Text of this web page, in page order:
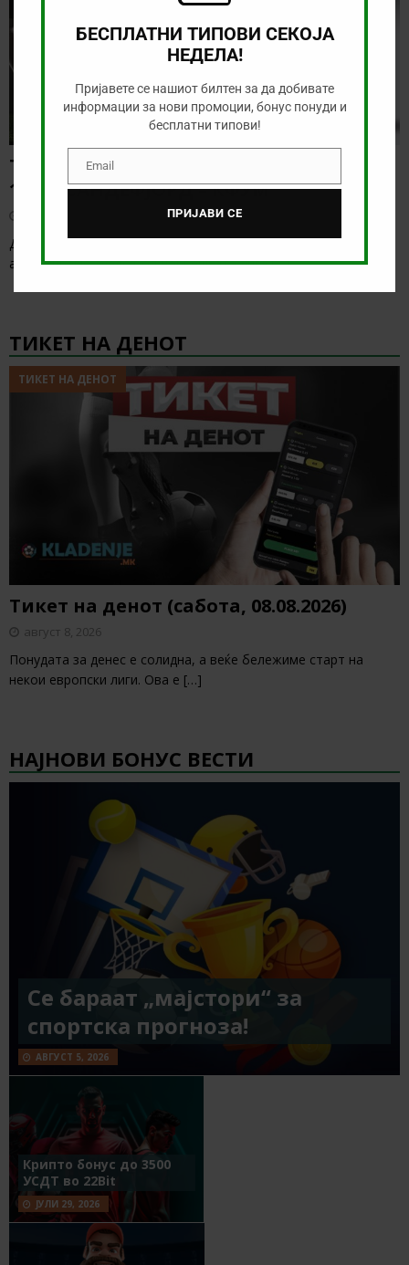
ТИП НА ДЕНОТ (07.08.2026,
19:00) САНДЕФЈОРД – КФУМ
Денес нема солидна понуда за обложување, а ние ќе го
анализираме дуелот од норвешката лига[…]
ТИКЕТ НА ДЕНОТ
ТИКЕТ НА ДЕНОТ
Тикет на денот (сабота, 08.08.2026)
август 8, 2026
Понудата за денес е солидна, а веќе бележиме старт на
некои европски лиги. Ова е […]
НАЈНОВИ БОНУС ВЕСТИ
Се бараат „мајстори“ за
спортска прогноза!
АВГУСТ 5, 2026
Крипто бонус до 3500
УСДТ во 22Bit
ЈУЛИ 29, 2026
БЕСПЛАТНИ ТИПОВИ СЕКОЈА
НЕДЕЛА!
Пријавете се нашиот билтен за да добивате
информации за нови промоции, бонус понуди и
бесплатни типови!
EmailEmail
ПРИЈАВИ СЕ